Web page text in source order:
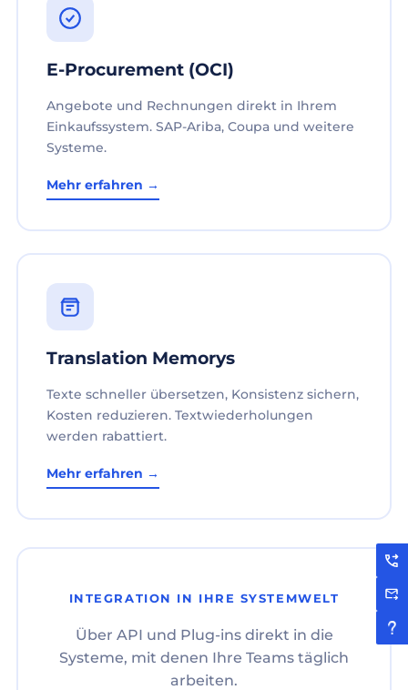
E-Procurement (OCI)
Angebote und Rechnungen direkt in Ihrem
Einkaufssystem. SAP-Ariba, Coupa und weitere
Systeme.
Mehr erfahren →
Translation Memorys
Texte schneller übersetzen, Konsistenz sichern,
Kosten reduzieren. Textwiederholungen
werden rabattiert.
Mehr erfahren →
INTEGRATION IN IHRE SYSTEMWELT
Über API und Plug-ins direkt in die
Systeme, mit denen Ihre Teams täglich
arbeiten.